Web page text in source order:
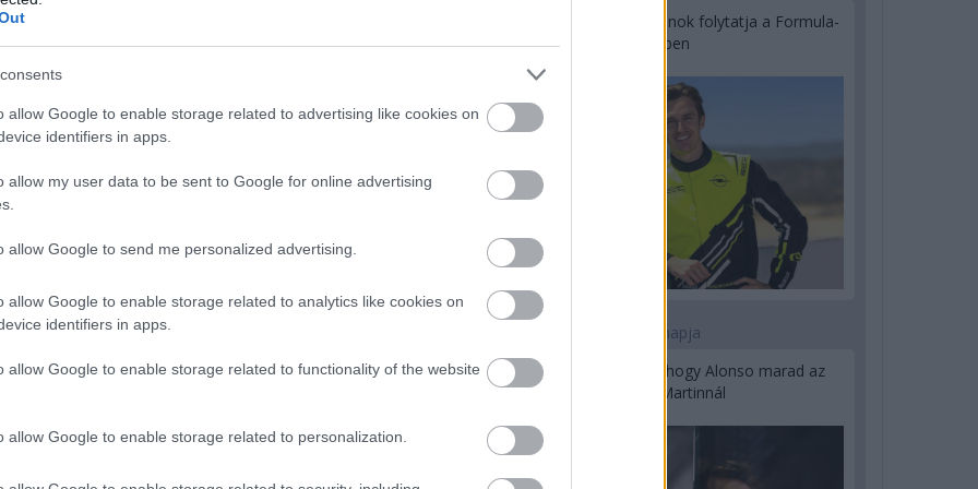
allow Google to enable storage related to advertising like cookies on
identifiers in apps.
allow my user data to be sent to Google for online advertising
allow Google to send me personalized advertising.
allow Google to enable storage related to analytics like cookies on
identifiers in apps.
allow Google to enable storage related to functionality of the website
allow Google to enable storage related to personalization.
Yakhnich Ducati 1'44.911
1.322 / 0.453
Tech 3 Yamaha 1'45.218 1.629 / 0.188
Újabb korábbi F2-es bajnok folytatja a Formula-
E-ben
2 napja
Newey biztos benne, hogy Alonso marad az
Aston Martinnál